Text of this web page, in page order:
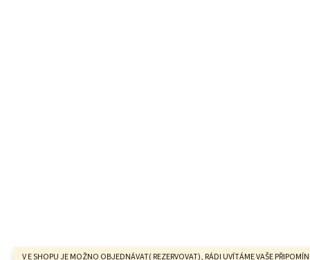
V E SHOPU JE MOŽNO OBJEDNÁVAT( REZERVOVAT), RÁDI UVÍTÁME VAŠE